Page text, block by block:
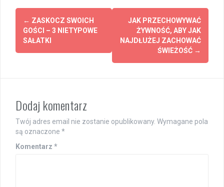
Post
navigation
← ZASKOCZ SWOICH
GOŚCI – 3 NIETYPOWE
SAŁATKI
JAK PRZECHOWYWAĆ
ŻYWNOŚĆ, ABY JAK
NAJDŁUŻEJ ZACHOWAĆ
ŚWIEŻOŚĆ →
Dodaj komentarz
Twój adres email nie zostanie opublikowany. Wymagane pola
są oznaczone *
Komentarz *